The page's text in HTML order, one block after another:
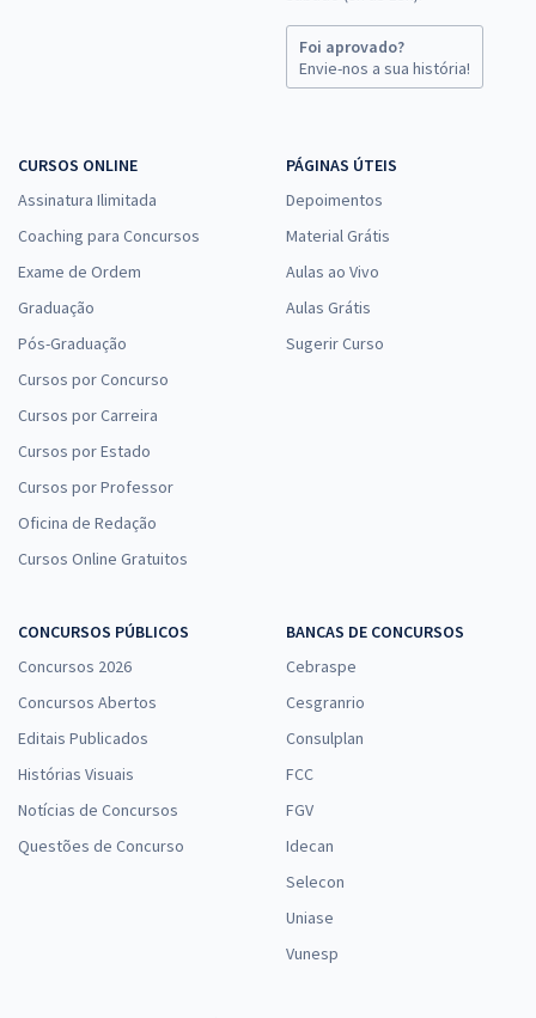
Foi aprovado?
Envie-nos a sua história!
CURSOS ONLINE
Assinatura Ilimitada
Coaching para Concursos
Exame de Ordem
Graduação
Pós-Graduação
Cursos por Concurso
Cursos por Carreira
Cursos por Estado
Cursos por Professor
Oficina de Redação
Cursos Online Gratuitos
PÁGINAS ÚTEIS
Depoimentos
Material Grátis
Aulas ao Vivo
Aulas Grátis
Sugerir Curso
CONCURSOS PÚBLICOS
Concursos 2026
Concursos Abertos
Editais Publicados
Histórias Visuais
Notícias de Concursos
Questões de Concurso
BANCAS DE CONCURSOS
Cebraspe
Cesgranrio
Consulplan
FCC
FGV
Idecan
Selecon
Uniase
Vunesp